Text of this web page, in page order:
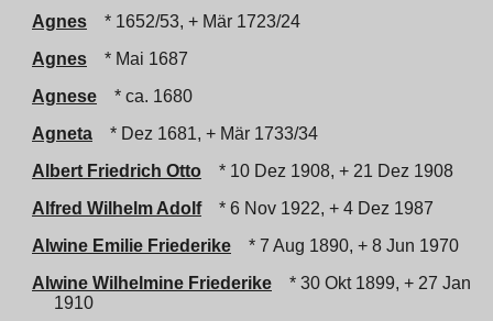
Agnes
* 1652/53, + Mär 1723/24
Agnes
* Mai 1687
Agnese
* ca. 1680
Agneta
* Dez 1681, + Mär 1733/34
Albert Friedrich Otto
* 10 Dez 1908, + 21 Dez 1908
Alfred Wilhelm Adolf
* 6 Nov 1922, + 4 Dez 1987
Alwine Emilie Friederike
* 7 Aug 1890, + 8 Jun 1970
Alwine Wilhelmine Friederike
* 30 Okt 1899, + 27 Jan
1910